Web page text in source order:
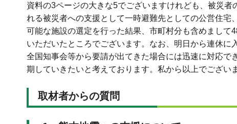
資料の3ページの大きな5でございますけれども、被災
れる被災者への支援として一時避難先としての公営住
可能な施設の選定を行った結果、市町村分も含めまし
いただいたところでございます。なお、明日から連休に
全国知事会等から要請が出てきた場合には迅速に対応
期していきたいと考えております。私から以上でござい
取材者からの質問